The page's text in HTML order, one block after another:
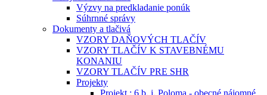
Výzvy na predkladanie ponúk
Súhrnné správy
Dokumenty a tlačivá
VZORY DAŇOVÝCH TLAČÍV
VZORY TLAČÍV K STAVEBNÉMU
KONANIU
VZORY TLAČÍV PRE SHR
Projekty
Projekt : 6 b. j. Poloma - obecné nájomné